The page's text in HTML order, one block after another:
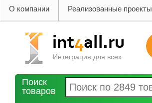
О компании Реализованные проекты
Интеграция для всех
Поиск
товаров